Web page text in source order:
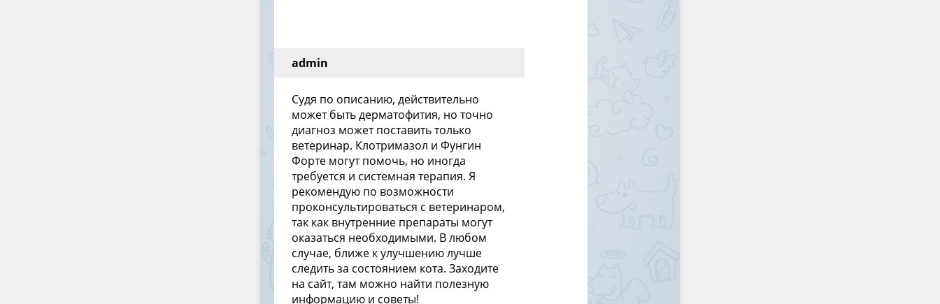
admin
Судя по описанию, действительно
может быть дерматофития, но точно
диагноз может поставить только
ветеринар. Клотримазол и Фунгин
Форте могут помочь, но иногда
требуется и системная терапия. Я
рекомендую по возможности
проконсультироваться с ветеринаром,
так как внутренние препараты могут
оказаться необходимыми. В любом
случае, ближе к улучшению лучше
следить за состоянием кота. Заходите
на сайт, там можно найти полезную
информацию и советы!